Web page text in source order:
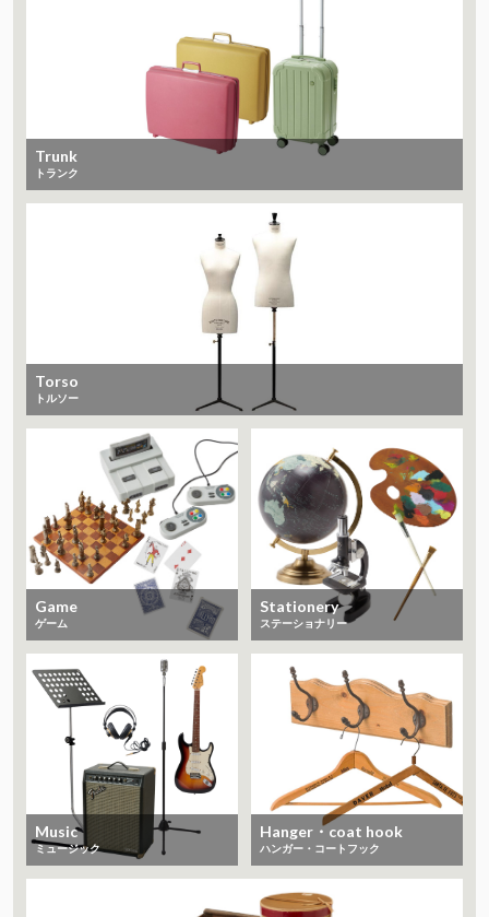
Trunk
トランク
Torso
トルソー
Game
ゲーム
Stationery
ステーショナリー
Music
ミュージック
Hanger・coat hook
ハンガー・コートフック